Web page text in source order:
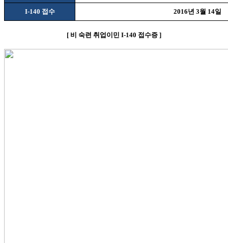
I-140 접수 2016년 3월 14일
[ 비 숙련 취업이민 I-140 접수증 ]